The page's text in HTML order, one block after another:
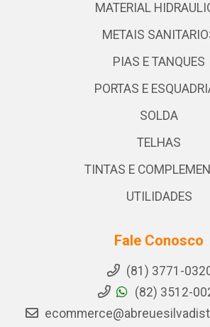
MATERIAL
METAIS
PIAS E TANQUES
PORTAS E
SOLDA
TELHAS
TINTAS E
UTILIDADES
Fale Conosco
(81) 3771-
(82) 3512-